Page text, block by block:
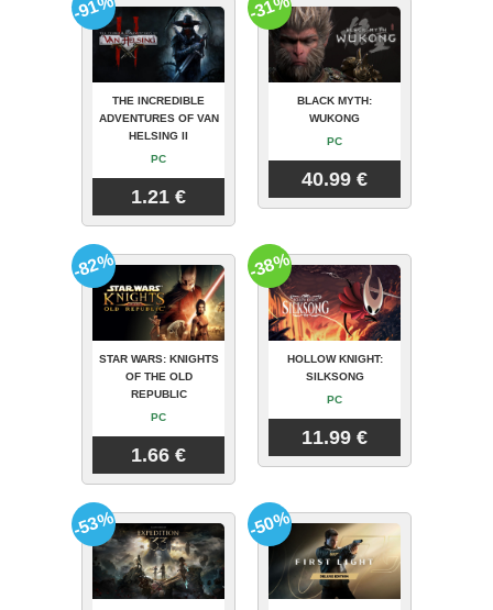
THE INCREDIBLE
ADVENTURES OF VAN
HELSING II
PC
1.21 €
-91%
BLACK MYTH:
WUKONG
PC
40.99 €
-31%
STAR WARS: KNIGHTS
OF THE OLD
REPUBLIC
PC
1.66 €
-82%
HOLLOW KNIGHT:
SILKSONG
PC
11.99 €
-38%
-53% -50%